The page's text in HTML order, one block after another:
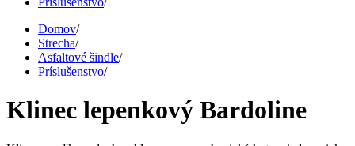
Domov/
Strecha/
Asfaltové šindle/
Príslušenstvo/
Klinec lepenkový Bardoline